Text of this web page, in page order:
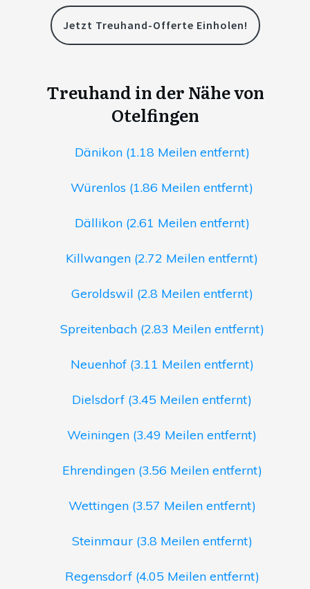
Jetzt Treuhand-Offerte Einholen!
Treuhand in der Nähe von
Otelfingen
Dänikon (1.18 Meilen entfernt)
Würenlos (1.86 Meilen entfernt)
Dällikon (2.61 Meilen entfernt)
Killwangen (2.72 Meilen entfernt)
Geroldswil (2.8 Meilen entfernt)
Spreitenbach (2.83 Meilen entfernt)
Neuenhof (3.11 Meilen entfernt)
Dielsdorf (3.45 Meilen entfernt)
Weiningen (3.49 Meilen entfernt)
Ehrendingen (3.56 Meilen entfernt)
Wettingen (3.57 Meilen entfernt)
Steinmaur (3.8 Meilen entfernt)
Regensdorf (4.05 Meilen entfernt)